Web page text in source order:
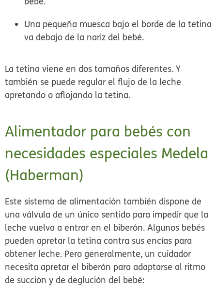
Una pequeña muesca bajo el borde de la tetina
va debajo de la nariz del bebé.
La tetina viene en dos tamaños diferentes. Y
también se puede regular el flujo de la leche
apretando o aflojando la tetina.
Alimentador para bebés con
necesidades especiales Medela
(Haberman)
Este sistema de alimentación también dispone de
una válvula de un único sentido para impedir que la
leche vuelva a entrar en el biberón. Algunos bebés
pueden apretar la tetina contra sus encías para
obtener leche. Pero generalmente, un cuidador
necesita apretar el biberón para adaptarse al ritmo
de succión y de deglución del bebé: